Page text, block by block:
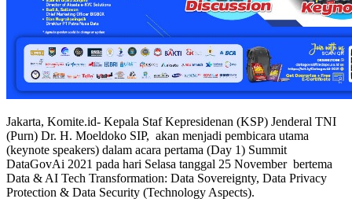
Jakarta, Komite.id- Kepala Staf Kepresidenan (KSP) Jenderal TNI
(Purn) Dr. H. Moeldoko SIP, akan menjadi pembicara utama
(keynote speakers) dalam acara pertama (Day 1) Summit
DataGovAi 2021 pada hari Selasa tanggal 25 November bertema
Data & AI Tech Transformation: Data Sovereignty, Data Privacy
Protection & Data Security (Technology Aspects).